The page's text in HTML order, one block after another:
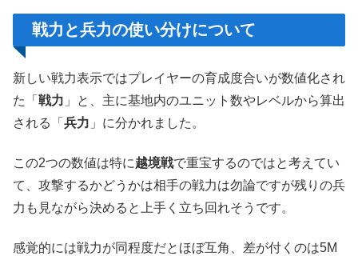
戦力と兵力の使い分けについて
新しい戦力表示ではプレイヤーの育成度合いが数値化され
た「 戦力 」と、主に基地内のユニット数やレベルから算出
される「 兵力 」に分かれました。
この2つの数値は特に越境戦で重宝するのではと考えてい
て、攻撃するかどうかは相手の戦力は勿論ですが残りの兵
力も見ながら決めると上手く立ち回れそうです。
感覚的には戦力が同程度だとほぼ互角、差が付くのは5M